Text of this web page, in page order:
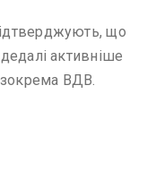
що
активніше
зокрема ВДВ.